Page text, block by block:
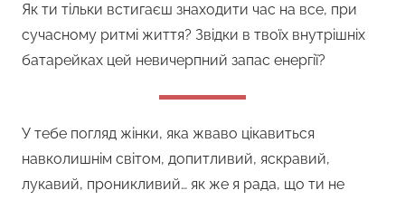
Як ти тільки встигаєш знаходити час на все, при
сучасному ритмі життя? Звідки в твоїх внутрішніх
батарейках цей невичерпний запас енергії?
У тебе погляд жінки, яка жваво цікавиться
навколишнім світом, допитливий, яскравий,
лукавий, проникливий… як же я рада, що ти не